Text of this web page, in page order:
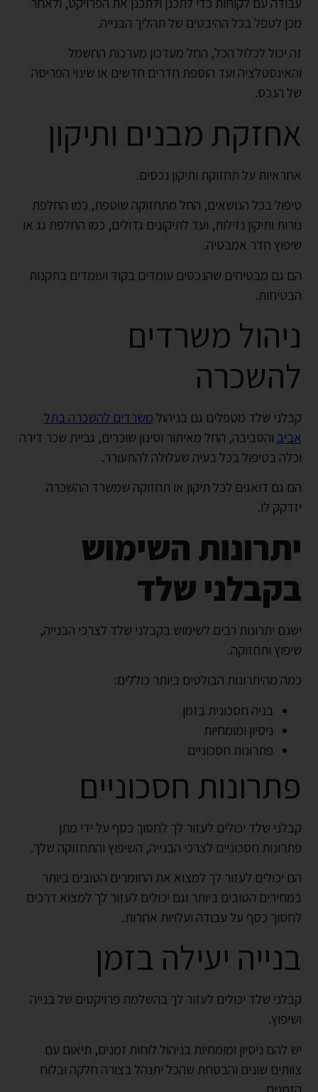
מכן לטפל בכל ההיבטים של תהליך הבנייה.
זה יכול לכלול הכל, החל מעדכון מערכות החשמל
והאינסטלציה ועד הוספת חדרים חדשים או שינוי הפריסה
של הנכס.
אחזקת מבנים ותיקון
אחראיות על תחזוקת ותיקון נכסים.
טיפול בכל הנושאים, החל מתחזוקה שוטפת, כמו החלפת
נורות ותיקון נזילות, ועד לתיקונים גדולים, כמו החלפת גג או
שיפוץ חדר אמבטיה.
הם גם מבטיחים שהנכסים עומדים בקוד ועומדים בתקנות
הבטיחות.
ניהול משרדים
להשכרה
קבלני שלד מטפלים גם בניהול משרדים להשכרה בתל
אביב והסביבה, החל מאיתור וסינון שוכרים, גביית שכר דירה
וכלה בטיפול בכל בעיה שעלולה להתעורר.
הם גם דואגים לכל תיקון או תחזוקה שמשרד ההשכרה
יזדקק לו.
יתרונות השימוש
בקבלני שלד
ישנם יתרונות רבים לשימוש בקבלני שלד לצרכי הבנייה,
שיפוץ ותחזוקה.
כמה מהיתרונות הבולטים ביותר כוללים:
בניה חסכונית בזמן
ניסיון ומומחיות
פתרונות חסכוניים
פתרונות חסכוניים
קבלני שלד יכולים לעזור לך לחסוך כסף על ידי מתן
פתרונות חסכוניים לצרכי הבנייה, השיפוץ והתחזוקה שלך.
הם יכולים לעזור לך למצוא את החומרים הטובים ביותר
במחירים הטובים ביותר וגם יכולים לעזור לך למצוא דרכים
לחסוך כסף על עבודה ועלויות אחרות.
בנייה יעילה בזמן
קבלני שלד יכולים לעזור לך בהשלמת פרויקטים של בנייה
ושיפוץ.
יש להם ניסיון ומומחיות בניהול לוחות זמנים, תיאום עם
צוותים שונים והבטחת שהכל יתנהל בצורה חלקה ובלוח